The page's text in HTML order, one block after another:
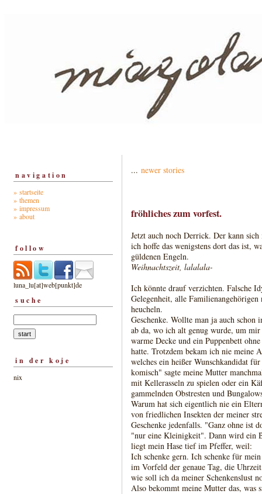
navigation
» startseite
» themen
» impressum
» about
follow
luna_lu[at]web[punkt]de
suche
in der koje
nix
... newer stories
fröhliches zum vorfest.
Jetzt auch noch Derrick. Der kann
ich hoffe das wenigstens dort das ist,
güldenen Engeln.
Weihnachtszeit, lalalala-
Ich könnte drauf verzichten. Falsche
Gelegenheit, alle
heucheln.
Geschenke. Wollte man ja auch schon
ab da, wo ich alt genug wurde, um
warme Decke und ein Puppenbett
hatte. Trotzdem bekam ich nie meine
welches ein heißer Wunschkandidat
komisch" sagte meine Mutter
mit Kellerasseln zu spielen oder ein
gammelnden Obstresten und
Warum hat sich eigentlich nie ein
von friedlichen Insekten der meiner
Geschenke jedenfalls. "Ganz ohne ist
"nur eine Kleinigkeit". Dann wird ein
liegt mein Hase tief im Pfeffer, weil:
Ich schenke gern. Ich schenke für
im Vorfeld der genaue Tag, die
wie soll ich da meiner Schenkenslust
Also bekommt meine Mutter das, was